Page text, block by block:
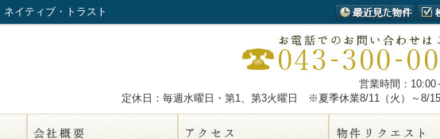
イティブ・トラスト
営業時間：10:00
定休日：毎週水曜日・第1、第3火曜日 ※夏季休業8/11（火）～8/15